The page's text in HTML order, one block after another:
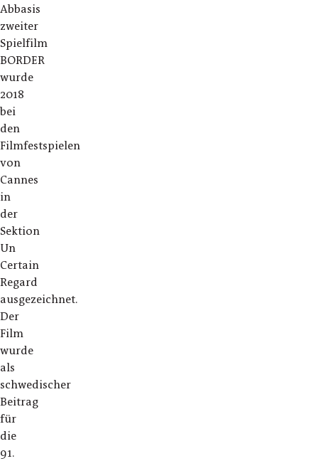
Abbasis
zweiter
Spielfilm
BORDER
wurde
2018
bei
den
Filmfestspielen
von
Cannes
in
der
Sektion
Un
Certain
Regard
ausgezeichnet.
Der
Film
wurde
als
schwedischer
Beitrag
für
die
91.